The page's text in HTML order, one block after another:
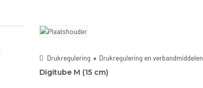
Drukregulering Drukregulering en verbandmiddelen
Digitube M (15 cm)